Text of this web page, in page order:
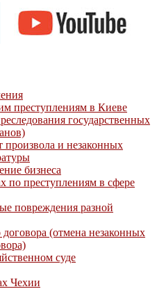
преступлениям в Киеве
государственных
произвола и незаконных
бизнеса
по преступлениям в сфере
повреждения разной
(отмена незаконных
суде
Чехии